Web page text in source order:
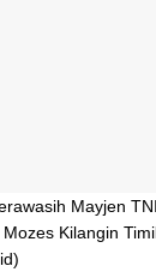
Mayjen
Kilangin